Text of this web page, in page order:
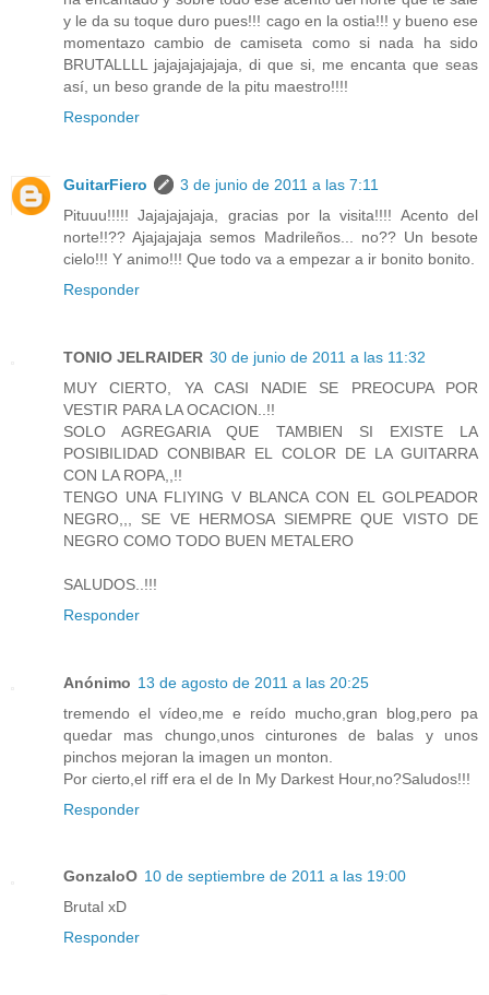
y le da su toque duro pues!!! cago en la ostia!!! y bueno ese
momentazo cambio de camiseta como si nada ha sido
BRUTALLLL jajajajajajaja, di que si, me encanta que seas
así, un beso grande de la pitu maestro!!!!
Responder
GuitarFiero
3 de junio de 2011 a las 7:11
Pituuu!!!!! Jajajajajaja, gracias por la visita!!!! Acento del
norte!!?? Ajajajajaja semos Madrileños... no?? Un besote
cielo!!! Y animo!!! Que todo va a empezar a ir bonito bonito.
Responder
TONIO JELRAIDER 30 de junio de 2011 a las 11:32
MUY CIERTO, YA CASI NADIE SE PREOCUPA POR
VESTIR PARA LA OCACION..!!
SOLO AGREGARIA QUE TAMBIEN SI EXISTE LA
POSIBILIDAD CONBIBAR EL COLOR DE LA GUITARRA
CON LA ROPA,,!!
TENGO UNA FLIYING V BLANCA CON EL GOLPEADOR
NEGRO,,, SE VE HERMOSA SIEMPRE QUE VISTO DE
NEGRO COMO TODO BUEN METALERO
SALUDOS..!!!
Responder
Anónimo 13 de agosto de 2011 a las 20:25
tremendo el vídeo,me e reído mucho,gran blog,pero pa
quedar mas chungo,unos cinturones de balas y unos
pinchos mejoran la imagen un monton.
Por cierto,el riff era el de In My Darkest Hour,no?Saludos!!!
Responder
GonzaloO 10 de septiembre de 2011 a las 19:00
Brutal xD
Responder